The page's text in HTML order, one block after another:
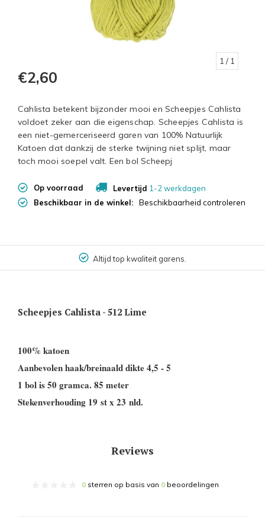
1 / 1
€2,60
Cahlista betekent bijzonder mooi en Scheepjes Cahlista
voldoet zeker aan die eigenschap. Scheepjes Cahlista is
een niet-gemerceriseerd garen van 100% Natuurlijk
Katoen dat dankzij de sterke twijning niet splijt, maar
toch mooi soepel valt. Een bol Scheepj
Op voorraad Levertijd 1-2 werkdagen
Beschikbaar in de winkel:
Beschikbaarheid controleren
Altijd top kwaliteit garens.
Scheepjes Cahlista - 512 Lime
100% katoen
Aanbevolen haak/breinaald dikte 4,5 - 5
1 bol is 50 gramca. 85 meter
Stekenverhouding 19 st x 23 nld.
Reviews
0 sterren op basis van 0 beoordelingen